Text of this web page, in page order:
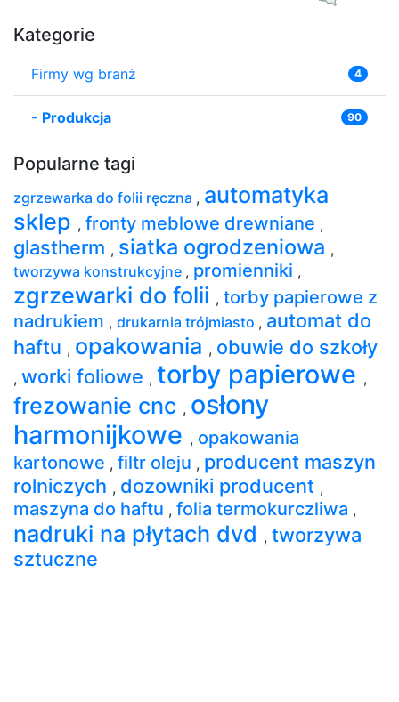
Kategorie
Firmy wg branż 4
- Produkcja 90
Popularne tagi
zgrzewarka do folii ręczna , automatyka
sklep , fronty meblowe drewniane ,
glastherm , siatka ogrodzeniowa ,
tworzywa konstrukcyjne , promienniki ,
zgrzewarki do folii , torby papierowe z
nadrukiem , drukarnia trójmiasto , automat do
haftu , opakowania , obuwie do szkoły
, worki foliowe , torby papierowe ,
frezowanie cnc , osłony
harmonijkowe , opakowania
kartonowe , filtr oleju , producent maszyn
rolniczych , dozowniki producent ,
maszyna do haftu , folia termokurczliwa ,
nadruki na płytach dvd , tworzywa
sztuczne